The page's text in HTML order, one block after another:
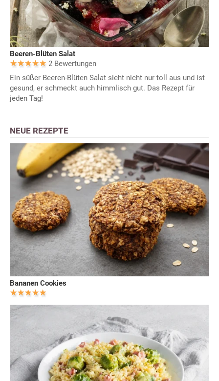
Beeren-Blüten Salat
2 Bewertungen
Ein süßer Beeren-Blüten Salat sieht nicht nur toll aus und ist
gesund, er schmeckt auch himmlisch gut. Das Rezept für
jeden Tag!
NEUE REZEPTE
Bananen Cookies